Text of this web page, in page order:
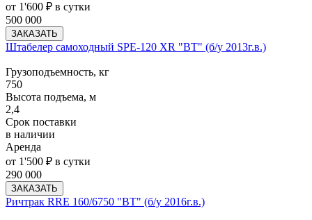
от 1'600 ₽ в сутки
500 000
ЗАКАЗАТЬ
Штабелер самоходный SPE-120 XR "BT" (б/у 2013г.в.)
Грузоподъемность, кг
750
Высота подъема, м
2,4
Срок поставки
в наличии
Аренда
от 1'500 ₽ в сутки
290 000
ЗАКАЗАТЬ
Ричтрак RRE 160/6750 "BT" (б/у 2016г.в.)